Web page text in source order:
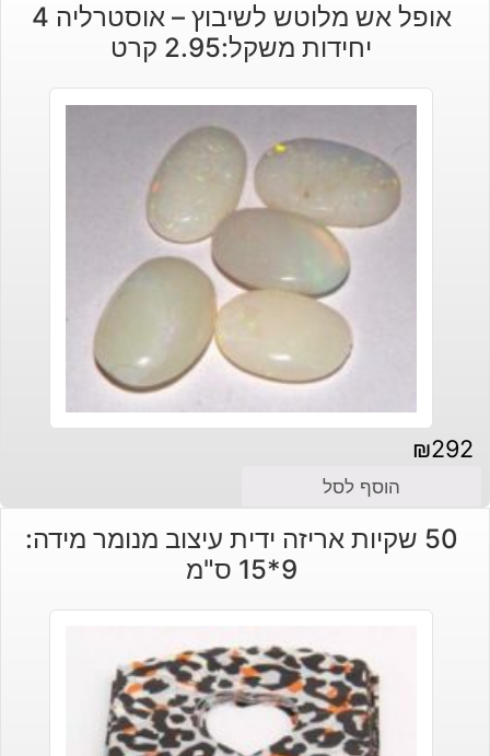
אופל אש מלוטש לשיבוץ – אוסטרליה 4
יחידות משקל:2.95 קרט
₪292
הוסף לסל
50 שקיות אריזה ידית עיצוב מנומר מידה:
9*15 ס"מ